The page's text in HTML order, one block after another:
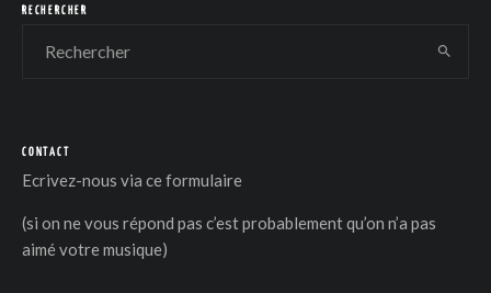
RECHERCHER
CONTACT
Ecrivez-nous via ce formulaire
(si on ne vous répond pas c’est probablement qu’on n’a pas
aimé votre musique)